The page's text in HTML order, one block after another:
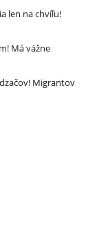
len na chvíľu!
Má vážne
Migrantov